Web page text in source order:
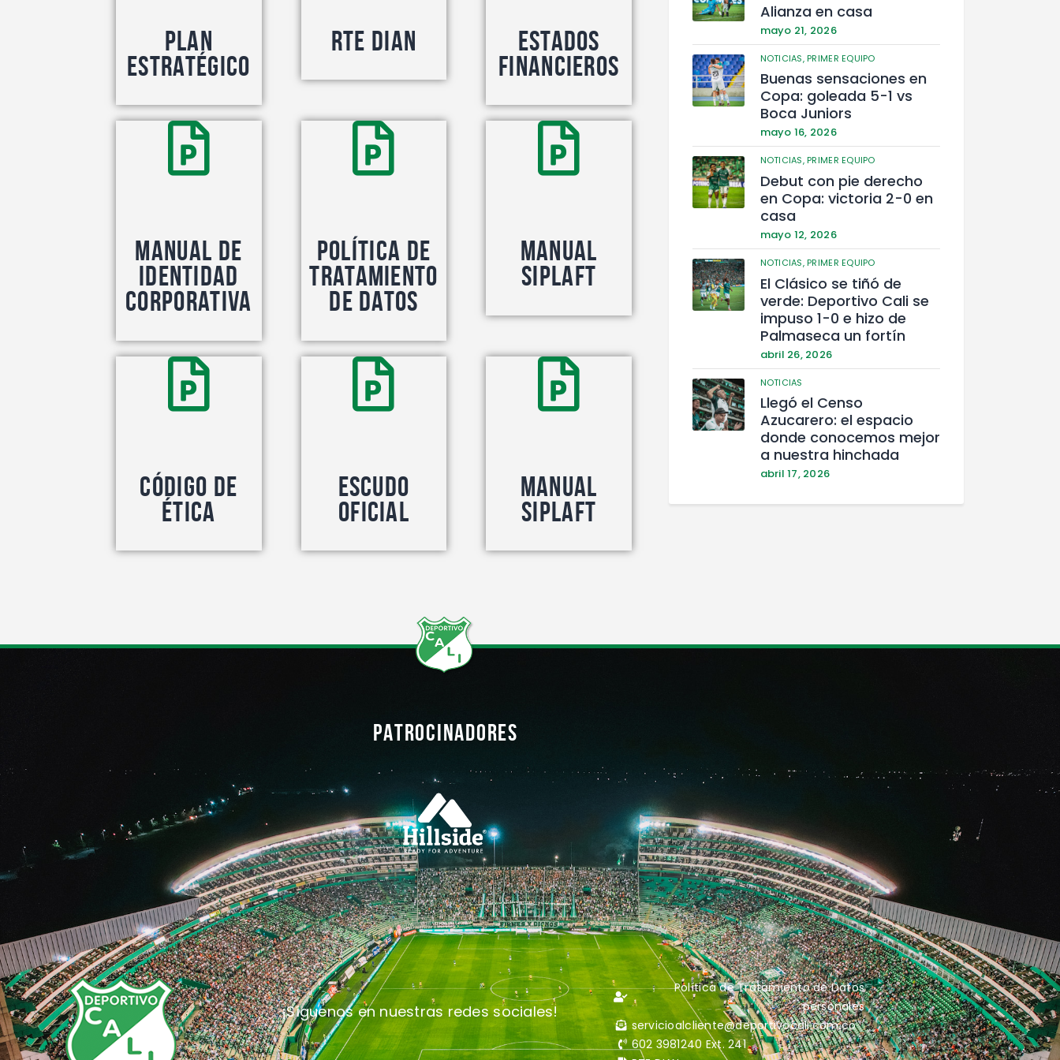
Plan
estratégico
RTE DIAN
Estados
Financieros
Manual de
identidad
corporativa
Política de
Tratamiento
de Datos
Manual
Siplaft
Código de
Ética
Escudo
Oficial
Manual
Siplaft
Alianza en casa
mayo 21, 2026
NOTICIAS,PRIMER EQUIPO
Buenas sensaciones en
Copa: goleada 5-1 vs
Boca Juniors
mayo 16, 2026
NOTICIAS,PRIMER EQUIPO
Debut con pie derecho
en Copa: victoria 2-0 en
casa
mayo 12, 2026
NOTICIAS,PRIMER EQUIPO
El Clásico se tiñó de
verde: Deportivo Cali se
impuso 1-0 e hizo de
Palmaseca un fortín
abril 26, 2026
NOTICIAS
Llegó el Censo
Azucarero: el espacio
donde conocemos mejor
a nuestra hinchada
abril 17, 2026
PATROCINADORES
¡Síguenos en nuestras redes sociales!
Política de Tratamiento de Datos
personales
servicioalcliente@deportivocali.com.co
602 3981240 Ext. 241